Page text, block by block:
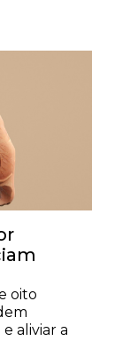
oito
aliviar a